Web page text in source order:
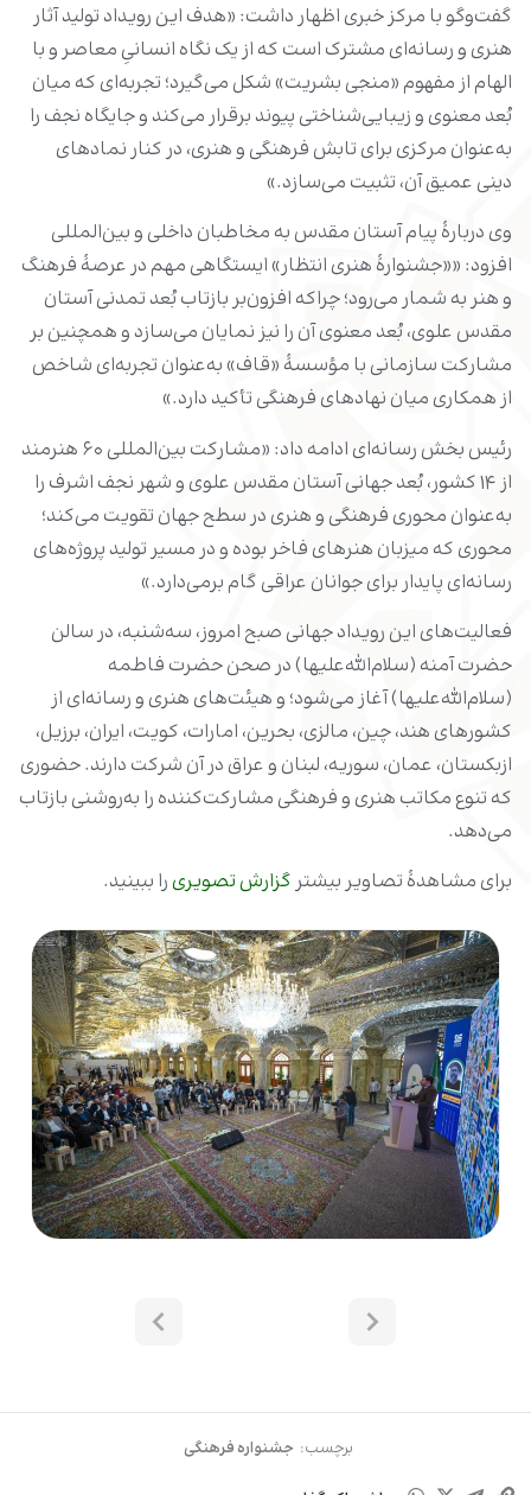
گفت‌وگو با مرکز خبری اظهار داشت: «هدف این رویداد تولید آثار
هنری و رسانه‌ای مشترک است که از یک نگاه انسانیِ معاصر و با
الهام از مفهوم «منجی بشریت» شکل می‌گیرد؛ تجربه‌ای که میان
بُعد معنوی و زیبایی‌شناختی پیوند برقرار می‌کند و جایگاه نجف را
به‌عنوان مرکزی برای تابش فرهنگی و هنری، در کنار نمادهای
دینی عمیق آن، تثبیت می‌سازد.»
وی دربارۀ پیام آستان مقدس به مخاطبان داخلی و بین‌المللی
افزود: ««جشنوارۀ هنری انتظار» ایستگاهی مهم در عرصۀ فرهنگ
و هنر به ‌شمار می‌رود؛ چراکه افزون‌بر بازتاب بُعد تمدنی آستان
مقدس علوی، بُعد معنوی آن را نیز نمایان می‌سازد و همچنین بر
مشارکت سازمانی با مؤسسۀ «قاف» به‌عنوان تجربه‌ای شاخص
از همکاری میان نهادهای فرهنگی تأکید دارد.»
رئیس بخش رسانه‌ای ادامه داد: «مشارکت بین‌المللی ۶۰ هنرمند
از ۱۴ کشور، بُعد جهانی آستان مقدس علوی و شهر نجف اشرف را
به‌عنوان محوری فرهنگی و هنری در سطح جهان تقویت می‌کند؛
محوری که میزبان هنرهای فاخر بوده و در مسیر تولید پروژه‌های
رسانه‌ای پایدار برای جوانان عراقی گام برمی‌دارد.»
فعالیت‌های این رویداد جهانی صبح امروز، سه‌شنبه، در سالن
حضرت آمنه (سلام‌الله‌علیها) در صحن حضرت فاطمه
(سلام‌الله‌علیها) آغاز می‌شود؛ و هیئت‌های هنری و رسانه‌ای از
کشورهای هند، چین، مالزی، بحرین، امارات، کویت، ایران، برزیل،
ازبکستان، عمان، سوریه، لبنان و عراق در آن شرکت دارند. حضوری
که تنوع مکاتب هنری و فرهنگی مشارکت‌کننده را به‌روشنی بازتاب
می‌دهد.
برای مشاهدۀ تصاویر بیشترگزارش تصویری را ببینید.
برچسب: جشنواره فرهنگی